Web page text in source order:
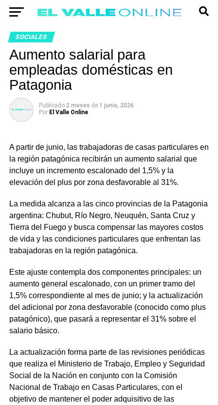
SOCIALES
Aumento salarial para
empleadas domésticas en
Patagonia
Publicado 2 meses de 1 junio, 2026
Por El Valle Online
A partir de junio, las trabajadoras de casas particulares en
la región patagónica recibirán un aumento salarial que
incluye un incremento escalonado del 1,5% y la
elevación del plus por zona desfavorable al 31%.
La medida alcanza a las cinco provincias de la Patagonia
argentina: Chubut, Río Negro, Neuquén, Santa Cruz y
Tierra del Fuego y busca compensar las mayores costos
de vida y las condiciones particulares que enfrentan las
trabajadoras en la región patagónica.
Este ajuste contempla dos componentes principales: un
aumento general escalonado, con un primer tramo del
1,5% correspondiente al mes de junio; y la actualización
del adicional por zona desfavorable (conocido como plus
patagónico), que pasará a representar el 31% sobre el
salario básico.
La actualización forma parte de las revisiones periódicas
que realiza el Ministerio de Trabajo, Empleo y Seguridad
Social de la Nación en conjunto con la Comisión
Nacional de Trabajo en Casas Particulares, con el
objetivo de mantener el poder adquisitivo de las